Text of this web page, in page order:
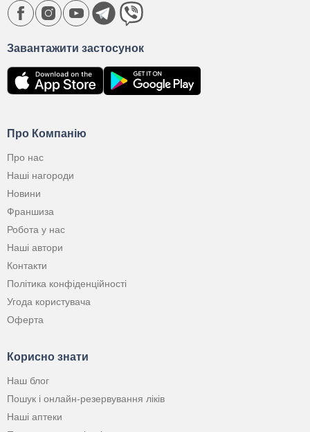
Про Компанію
Про нас
Наші нагороди
Новини
Франшиза
Робота у нас
Наші автори
Контакти
Політика конфіденційності
Угода користувача
Оферта
Корисно знати
Наш блог
Пошук і онлайн-резервування ліків
Наші аптеки
Завантажити застосунок